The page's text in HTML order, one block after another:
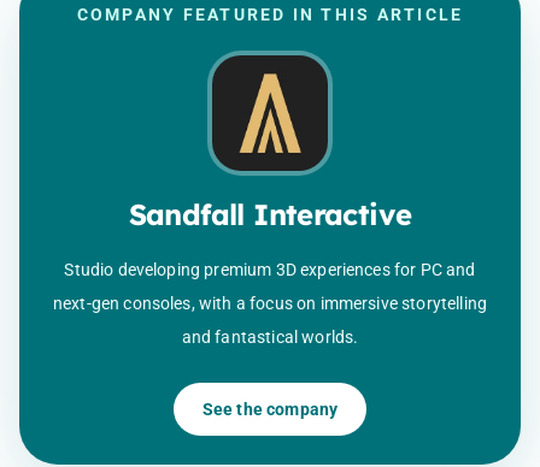
COMPANY FEATURED IN THIS ARTICLE
Sandfall Interactive
Studio developing premium 3D experiences for PC and
next-gen consoles, with a focus on immersive storytelling
and fantastical worlds.
See the company